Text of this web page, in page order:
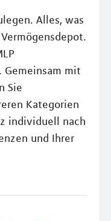
Alles, was
Gemeinsam mit
Sie
Kategorien
individuell nach
und Ihrer